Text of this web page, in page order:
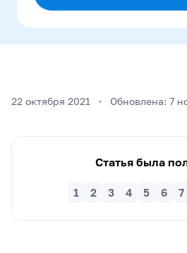
22 октября 2021 Обновлена: 7
Статья была
7
6
5
4
3
2
1